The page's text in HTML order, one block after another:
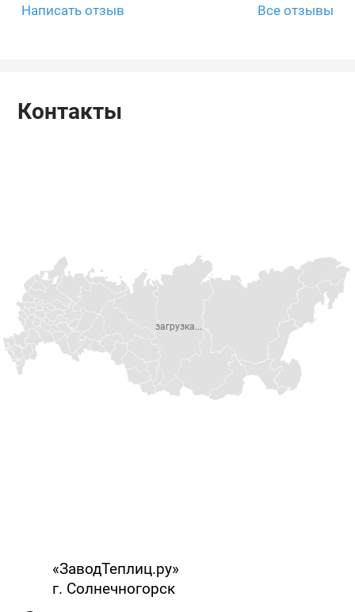
Написать отзыв Все отзывы
Контакты
«ЗаводТеплиц.ру»
г. Солнечногорск
загрузка...